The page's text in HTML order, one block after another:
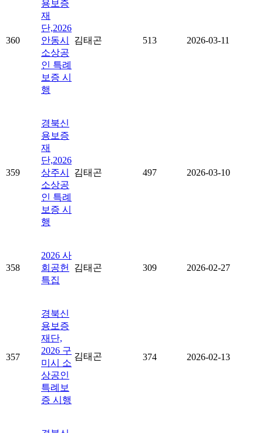
360
용보증
재
단,2026
안동시
소상공
인 특례
보증 시
행
김태곤 513 2026-03-11
359
경북신
용보증
재
단,2026
상주시
소상공
인 특례
보증 시
행
김태곤 497 2026-03-10
358
2026 사
회공헌
특집
김태곤 309 2026-02-27
357
경북신
용보증
재단,
2026 구
미시 소
상공인
특례보
증 시행
김태곤 374 2026-02-13